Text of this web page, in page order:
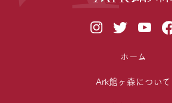
ホーム
Ark館ヶ森について